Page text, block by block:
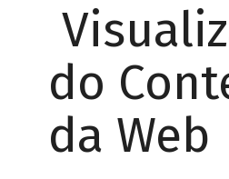
do
da Web